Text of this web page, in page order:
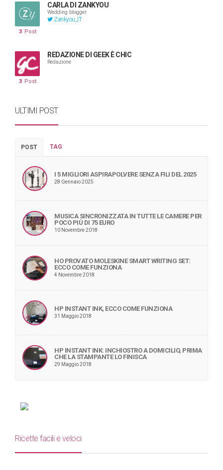
CARLA DI ZANKYOU
Wedding blogger
Zankyou_IT
3 Post
REDAZIONE DI GEEK È CHIC
Redazione
3 Post
ULTIMI POST
POST TAG
I 5 MIGLIORI ASPIRAPOLVERE SENZA FILI DEL 2025
28 Gennaio 2025
MUSICA SINCRONIZZATA IN TUTTE LE CAMERE PER
POCO PIÙ DI 75 EURO
10 Novembre 2018
HO PROVATO MOLESKINE SMART WRITING SET:
ECCO COME FUNZIONA
4 Novembre 2018
HP INSTANT INK, ECCO COME FUNZIONA
31 Maggio 2018
HP INSTANT INK: INCHIOSTRO A DOMICILIO, PRIMA
CHE LA STAMPANTE LO FINISCA
29 Maggio 2018
Ricette facili e veloci